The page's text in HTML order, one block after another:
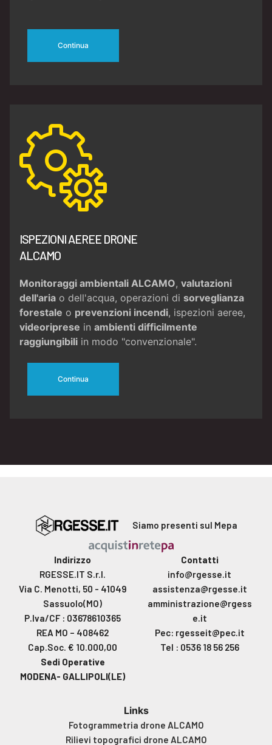
Continua
ISPEZIONI AEREE DRONE
ALCAMO
Monitoraggi ambientali ALCAMO, valutazioni
dell'aria o dell'acqua, operazioni di sorveglianza
forestale o prevenzioni incendi, ispezioni aeree,
videoriprese in ambienti difficilmente
raggiungibili in modo "convenzionale".
Continua
Siamo presenti sul Mepa
Indirizzo
RGESSE.IT S.r.l.
Via C. Menotti, 50 - 41049
Sassuolo(MO)
P.Iva/CF : 03678610365
REA MO – 408462
Cap.Soc. € 10.000,00
Sedi Operative
MODENA- GALLIPOLI(LE)
Contatti
info@rgesse.it
assistenza@rgesse.it
amministrazione@rgess
e.it
Pec: rgesseit@pec.it
Tel : 0536 18 56 256
Links
Fotogrammetria drone ALCAMO
Rilievi topografici drone ALCAMO